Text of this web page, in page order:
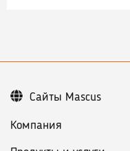
Компания
Сайты Mascus